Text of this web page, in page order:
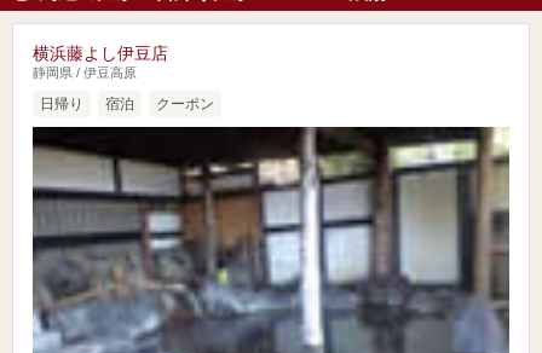
横浜藤よし伊豆店
静岡県 / 伊豆高原
日帰り 宿泊 クーポン